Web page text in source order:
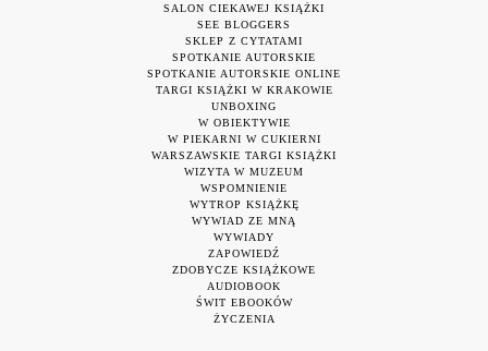
SALON CIEKAWEJ KSIĄŻKI
SEE BLOGGERS
SKLEP Z CYTATAMI
SPOTKANIE AUTORSKIE
SPOTKANIE AUTORSKIE ONLINE
TARGI KSIĄŻKI W KRAKOWIE
UNBOXING
W OBIEKTYWIE
W PIEKARNI W CUKIERNI
WARSZAWSKIE TARGI KSIĄŻKI
WIZYTA W MUZEUM
WSPOMNIENIE
WYTROP KSIĄŻKĘ
WYWIAD ZE MNĄ
WYWIADY
ZAPOWIEDŹ
ZDOBYCZE KSIĄŻKOWE
AUDIOBOOK
ŚWIT EBOOKÓW
ŻYCZENIA